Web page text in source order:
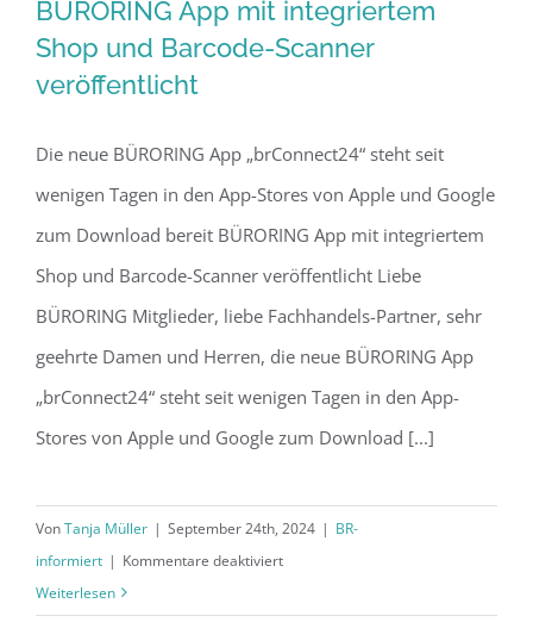
BÜRORING App mit integriertem
Shop und Barcode-Scanner
veröffentlicht
Die neue BÜRORING App „brConnect24“ steht seit
wenigen Tagen in den App-Stores von Apple und Google
zum Download bereit BÜRORING App mit integriertem
Shop und Barcode-Scanner veröffentlicht Liebe
BÜRORING Mitglieder, liebe Fachhandels-Partner, sehr
geehrte Damen und Herren, die neue BÜRORING App
„brConnect24“ steht seit wenigen Tagen in den App-
Stores von Apple und Google zum Download [...]
VonTanja Müller | September 24th, 2024 | BR-
informiert | Kommentare deaktiviertfür
Weiterlesen